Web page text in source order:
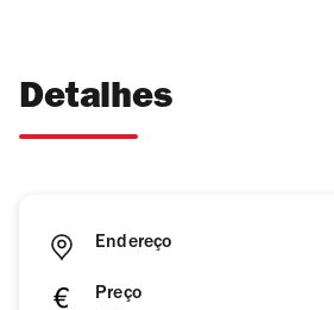
Detalhes
Endereço
Preço